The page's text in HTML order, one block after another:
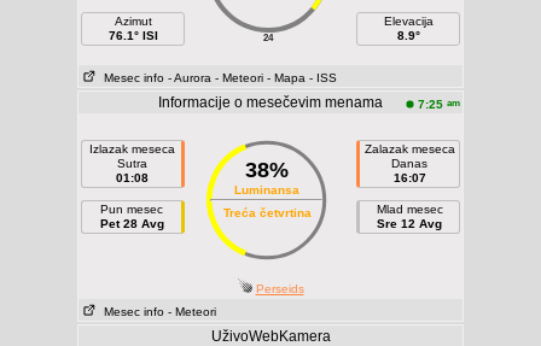
Azimut
76.1° ISI
24
Elevacija
8.9°
Mesec info - Aurora - Meteori - Mapa - ISS
Informacije o mesečevim menama 7:25 am
Izlazak meseca
Sutra
01:08
Pun mesec
Pet 28 Avg
38%
Luminansa
Treća četvrtina
Zalazak meseca
Danas
16:07
Mlad mesec
Sre 12 Avg
Perseids
Mesec info - Meteori
UživoWebKamera